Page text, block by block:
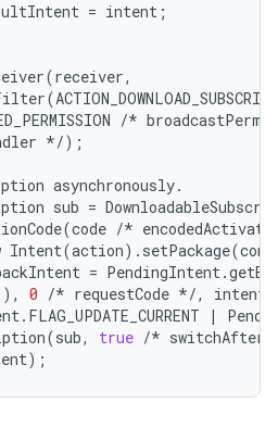
= intent ;
(receiver,
(
/*
*/);
asynchronously.
sub =
(code /*
Intent(action) . setPackage(
= PendingIntent.
0 /* requestCode */, intent
. FLAG_UPDATE_CURRENT |
(sub, true /*
);